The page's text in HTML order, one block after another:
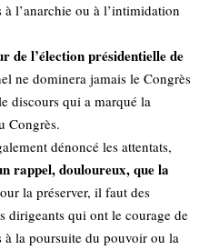
l’anarchie ou à l’intimidation
de l’élection présidentielle de
ne dominera jamais le Congrès
discours qui a marqué la
Congrès.
dénoncé les attentats,
rappel, douloureux, que la
la préserver, il faut des
dirigeants qui ont le courage de
à la poursuite du pouvoir ou la